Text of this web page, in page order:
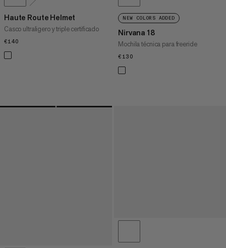
Haute Route Helmet
Casco ultraligero y triple certificado
€140
NEW COLORS ADDED
Nirvana 18
Mochila técnica para freeride
€130